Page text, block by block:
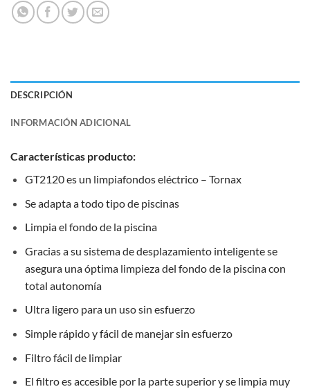
DESCRIPCIÓN
INFORMACIÓN ADICIONAL
Características producto:
GT2120 es un limpiafondos eléctrico – Tornax
Se adapta a todo tipo de piscinas
Limpia el fondo de la piscina
Gracias a su sistema de desplazamiento inteligente se
asegura una óptima limpieza del fondo de la piscina con
total autonomía
Ultra ligero para un uso sin esfuerzo
Simple rápido y fácil de manejar sin esfuerzo
Filtro fácil de limpiar
El filtro es accesible por la parte superior y se limpia muy